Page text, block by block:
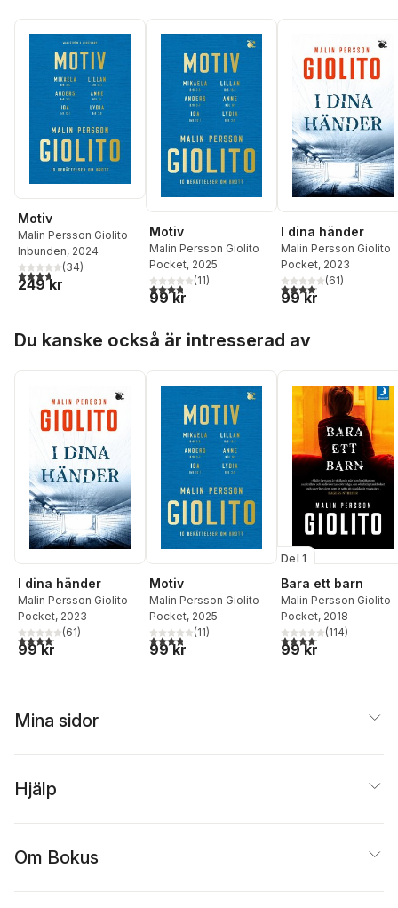
Motiv
Malin Persson Giolito
Inbunden, 2024
3,7utav 5 stjärnor. Totalt antal röster:
(34)
249 kr
Motiv
Malin Persson Giolito
Pocket, 2025
3,8utav 5 stjärnor. Totalt antal röster:
(11)
99 kr
I dina händer
Malin Persson Giolito
Pocket, 2023
4,1utav 5 stjärnor.
(61)
99 kr
Du kanske också är intresserad av
I dina händer
Malin Persson Giolito
Pocket, 2023
4,1utav 5 stjärnor. Totalt antal röster:
(61)
99 kr
Motiv
Malin Persson Giolito
Pocket, 2025
3,8utav 5 stjärnor. Totalt antal röster:
(11)
99 kr
Del 1
Bara ett barn
Malin Persson Giolito
Pocket, 2018
4,1utav 5 stjärnor.
(114)
99 kr
Mina sidor
Hjälp
Om Bokus